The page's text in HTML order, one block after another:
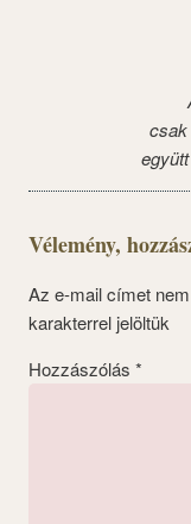
csak
Vélemény,
Az e-mail címet
karakterrel jelöltük
Hozzászólás *